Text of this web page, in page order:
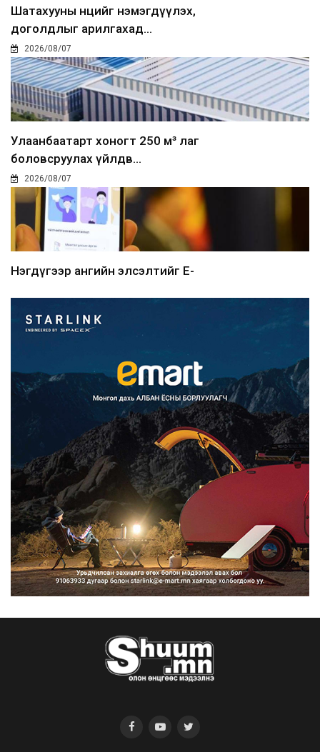
Шатахууны нөөцийг нэмэгдүүлэх,
доголдлыг арилгахад...
2026/08/07
Улаанбаатарт хоногт 250 м³ лаг
боловсруулах үйлдв...
2026/08/07
Нэгдүгээр ангийн элсэлтийг E-
Францад иргэд рүү зөвшөөрөлгүй
сурталчилгааны дууд...
2026/08/07
Нийтийн тээврийн Ч:19А чиглэлийн
замналд түр хугац...
2026/08/07
Автомашины улсын дугаар сондгой
тоогоор төгссөн бо...